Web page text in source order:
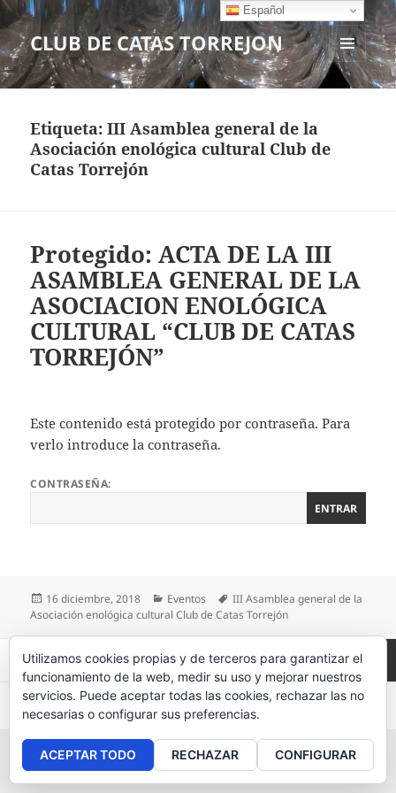
CLUB DE CATAS TORREJON
MENÚ
Y
Etiqueta:III Asamblea general de la
Asociación enológica cultural Club de
Catas Torrejón
Protegido: ACTA DE LA III
ASAMBLEA GENERAL DE LA
ASOCIACION ENOLÓGICA
CULTURAL “CLUB DE CATAS
TORREJÓN”
Este contenido está protegido por contraseña. Para
verlo introduce la contraseña.
CONTRASEÑA:
Publicado
el
16 diciembre, 2018 Categorías
Eventos Etiquetas
III Asamblea general de la
Asociación enológica cultural Club de Catas Torrejón
Paginación
entradas
PÁGINA1
Página
Aviso legal , políticas de privacidad ycookies.
Español
Utilizamos cookies propias y de terceros para garantizar el
funcionamiento de la web, medir su uso y mejorar nuestros
servicios. Puede aceptar todas las cookies, rechazar las no
necesarias o configurar sus preferencias.
ACEPTAR TODO RECHAZAR CONFIGURAR